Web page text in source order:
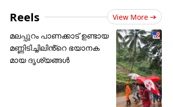
Reels View More
മലപ്പുറം പാണക്കാട് ഉണ്ടായ
മണ്ണിടിച്ചിലിൻ്റെ ഭയാനക
മായ ദൃശ്യങ്ങൾ